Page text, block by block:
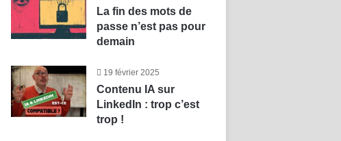
La fin des mots de
passe n’est pas pour
demain
19 février 2025
Contenu IA sur
LinkedIn : trop c’est
trop !